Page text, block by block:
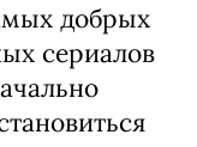
добрых
сериалов